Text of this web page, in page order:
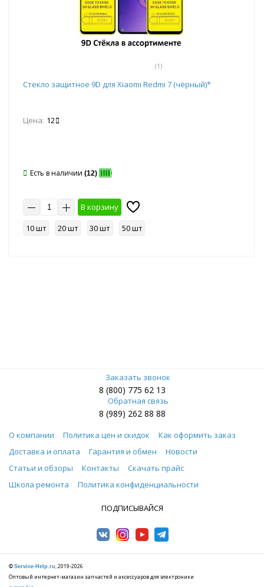
(1)
Стекло защитное 9D для Xiaomi Redmi 7 (чёрный)*
Цена: 12
Есть в наличии (12)
В корзину
10 шт
20 шт 30 шт 50 шт
Заказать звонок
8 (800) 775 62 13
Обратная связь
8 (989) 262 88 88
О компании Политика цен и скидок
Как оформить заказ
Доставка и оплата
Гарантия и обмен
Новости
Статьи и обзоры
Контакты
Скачать прайс
Школа ремонта
Политика конфиденциальности
ПОДПИСЫВАЙСЯ
© Service-Help.ru, 2019-2026
Оптовый интернет-магазин запчастей и аксессуаров для электроники